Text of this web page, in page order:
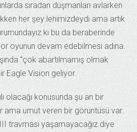
sıradan düşmanları avlarken
her şey lehimizdeydi ama artık
ki bu da beraberinde
oyunun devam edebilmesi adına.
“çok abartılmamış olmak
Eagle Vision geliyor.
olacağı konusunda şu an bir
ama umut veren bir görüntüsü var.
travması yaşamayacağız diye